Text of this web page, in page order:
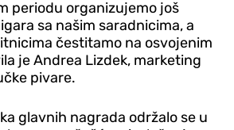
periodu organizujemo još
sa našim saradnicima, a
čestitamo na osvojenim
je Andrea Lizdek, marketing
pivare.
glavnih nagrada održalo se u